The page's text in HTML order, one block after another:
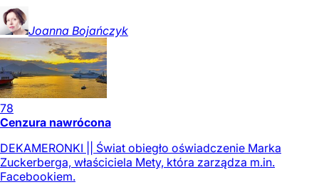
Joanna Bojańczyk
78
Cenzura nawrócona
DEKAMERONKI || Świat obiegło oświadczenie Marka
Zuckerberga, właściciela Mety, która zarządza m.in.
Facebookiem.